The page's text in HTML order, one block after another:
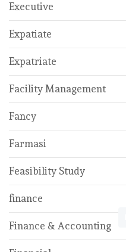
Executive
Expatiate
Expatriate
Facility Management
Fancy
Farmasi
Feasibility Study
finance
Finance & Accounting